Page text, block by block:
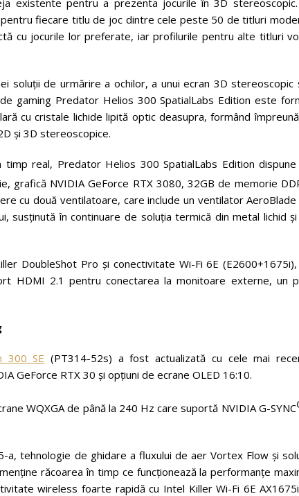
existente pentru a prezenta jocurile în 3D
fiecare titlu de joc dintre cele peste 50 de titluri
cu jocurile lor preferate, iar profilurile pentru alte titluri
soluții de urmărire a ochilor, a unui ecran 3D stereoscopic
gaming Predator Helios 300 SpatialLabs Edition este
cu cristale lichide lipită optic deasupra, formând
și 3D stereoscopice.
real, Predator Helios 300 SpatialLabs Edition
grafică NVIDIA GeForce RTX 3080, 32GB de memorie
cu două ventilatoare, care include un ventilator AeroBlade
susținută în continuare de soluția termică din metal lichid
DoubleShot Pro și conectivitate Wi-Fi 6E
HDMI 2.1 pentru conectarea la monitoare externe, un
300 SE (PT314-52s) a fost actualizată cu cele mai
GeForce RTX 30 și opțiuni de ecrane OLED 16:10.
WQXGA de până la 240 Hz care suportă NVIDIA G-SYNC
tehnologie de ghidare a fluxului de aer Vortex Flow și
răcoarea în timp ce funcționează la performanțe
wireless foarte rapidă cu Intel Killer Wi-Fi 6E